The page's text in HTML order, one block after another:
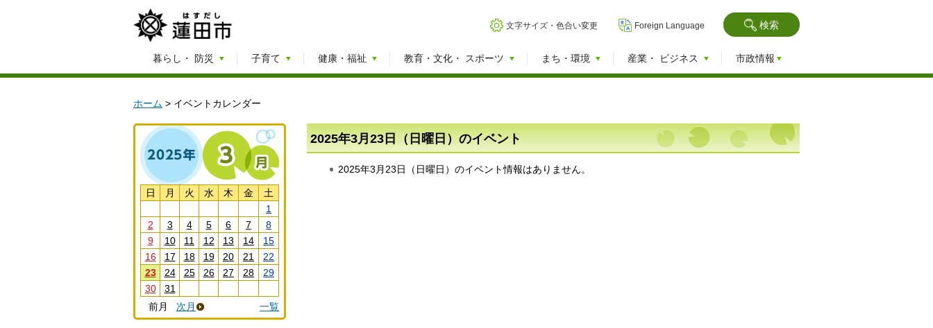
文字サイズ・色合い変更 Foreign Language 検索
暮らし・ 防災 子育て 健康・福祉 教育・文化・ スポーツ まち・環境 産業・ ビジネス 市政情報
ホーム > イベントカレンダー
日 月 火 水 木 金
土
1
2
3 4 5 6 7
8
9
10 11 12 13 14
15
16
17 18 19 20 21
22
23
24 25 26 27 28
29
30
31
前月
次月 一覧
2025年3月23日（日曜日）のイベント
2025年3月23日（日曜日）のイベント情報はありません。